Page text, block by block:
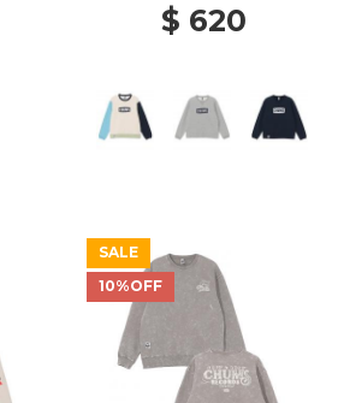
$ 620
SALE
10%OFF